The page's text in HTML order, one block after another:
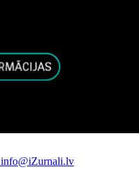
info@iZurnali.lv